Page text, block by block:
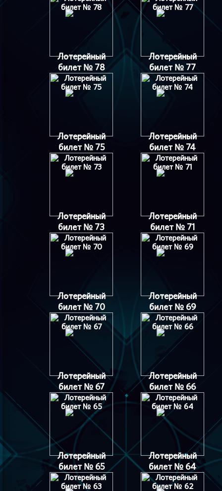
Лотерейный
билет № 78
Лотерейный
билет № 77
Лотерейный
билет № 75
Лотерейный
билет № 74
Лотерейный
билет № 73
Лотерейный
билет № 71
Лотерейный
билет № 70
Лотерейный
билет № 69
Лотерейный
билет № 67
Лотерейный
билет № 66
Лотерейный
билет № 65
Лотерейный
билет № 64